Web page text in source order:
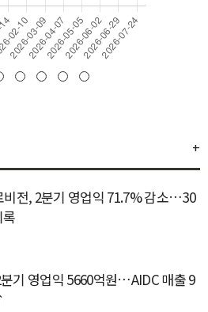
+
비전, 2분기 영업익 71.7% 감소…30
기 영업익 5660억원…AIDC 매출 9